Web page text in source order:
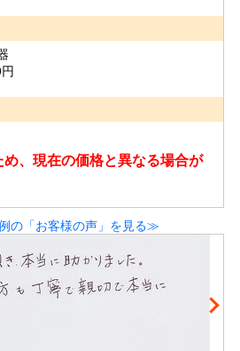
、現在の価格と異なる場合が
の「お客様の声」を見る≫